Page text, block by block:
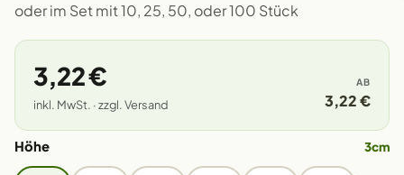
oder im Set mit 10, 25, 50, oder 100 Stück
3,22 €
inkl. MwSt. · zzgl. Versand
AB
3,22 €
Höhe 3cm